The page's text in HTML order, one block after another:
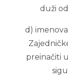
duži
d)
preinačiti